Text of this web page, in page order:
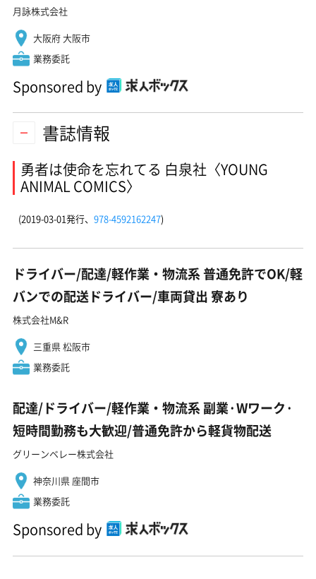
月詠株式会社
大阪府 大阪市
業務委託
Sponsored by
書誌情報
勇者は使命を忘れてる 白泉社〈YOUNG
ANIMAL COMICS〉
(2019-03-01発行、 978-4592162247)
ドライバー/配達/軽作業・物流系 普通免許でOK/軽
バンでの配送ドライバー/車両貸出 寮あり
株式会社M&R
三重県 松阪市
業務委託
配達/ドライバー/軽作業・物流系 副業·Wワーク·
短時間勤務も大歓迎/普通免許から軽貨物配送
グリーンベレー株式会社
神奈川県 座間市
業務委託
Sponsored by